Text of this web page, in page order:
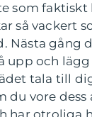
som
så vackert
Nästa gång
upp och
tala till
du vore dess